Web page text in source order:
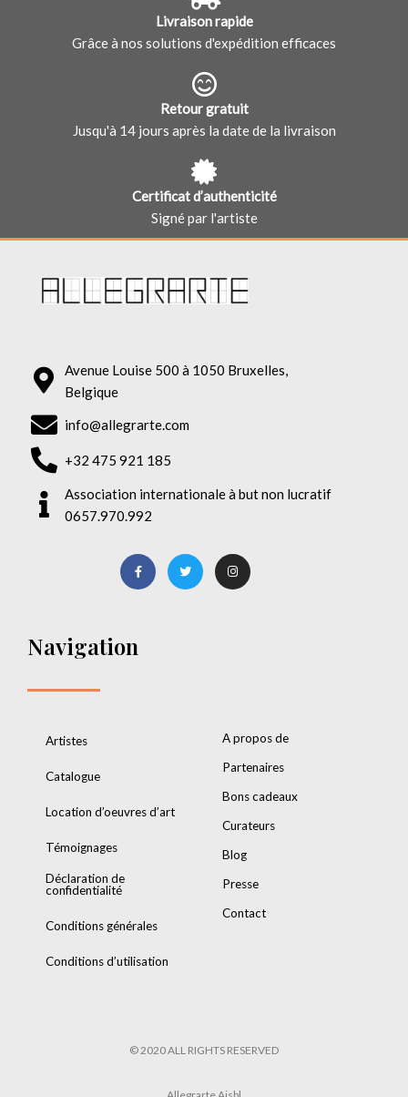
Livraison rapide
Grâce à nos solutions d'expédition efficaces
Retour gratuit
Jusqu'à 14 jours après la date de la livraison
Certificat d’authenticité
Signé par l'artiste
Avenue Louise 500 à 1050 Bruxelles,
Belgique
info@allegrarte.com
+32 475 921 185
Association internationale à but non lucratif
0657.970.992
Navigation
Artistes
Catalogue
Location d’oeuvres d’art
Témoignages
Déclaration de
confidentialité
Conditions générales
Conditions d’utilisation
A propos de
Partenaires
Bons cadeaux
Curateurs
Blog
Presse
Contact
© 2020 ALL RIGHTS RESERVED